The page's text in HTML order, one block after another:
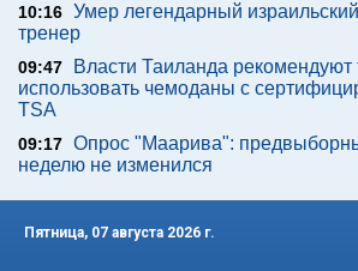
10:16 Умер легендарный
тренер
09:47
Власти Таиланда рекомендуют
использовать чемоданы с
TSA
09:17 Опрос "Mаарива":
неделю не изменился
Пятница, 07 августа 2026 г.